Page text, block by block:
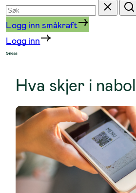
Søk
etter
Tilbakestill
Søk
Logg inn småkraft
Logg inn
Hva skjer i